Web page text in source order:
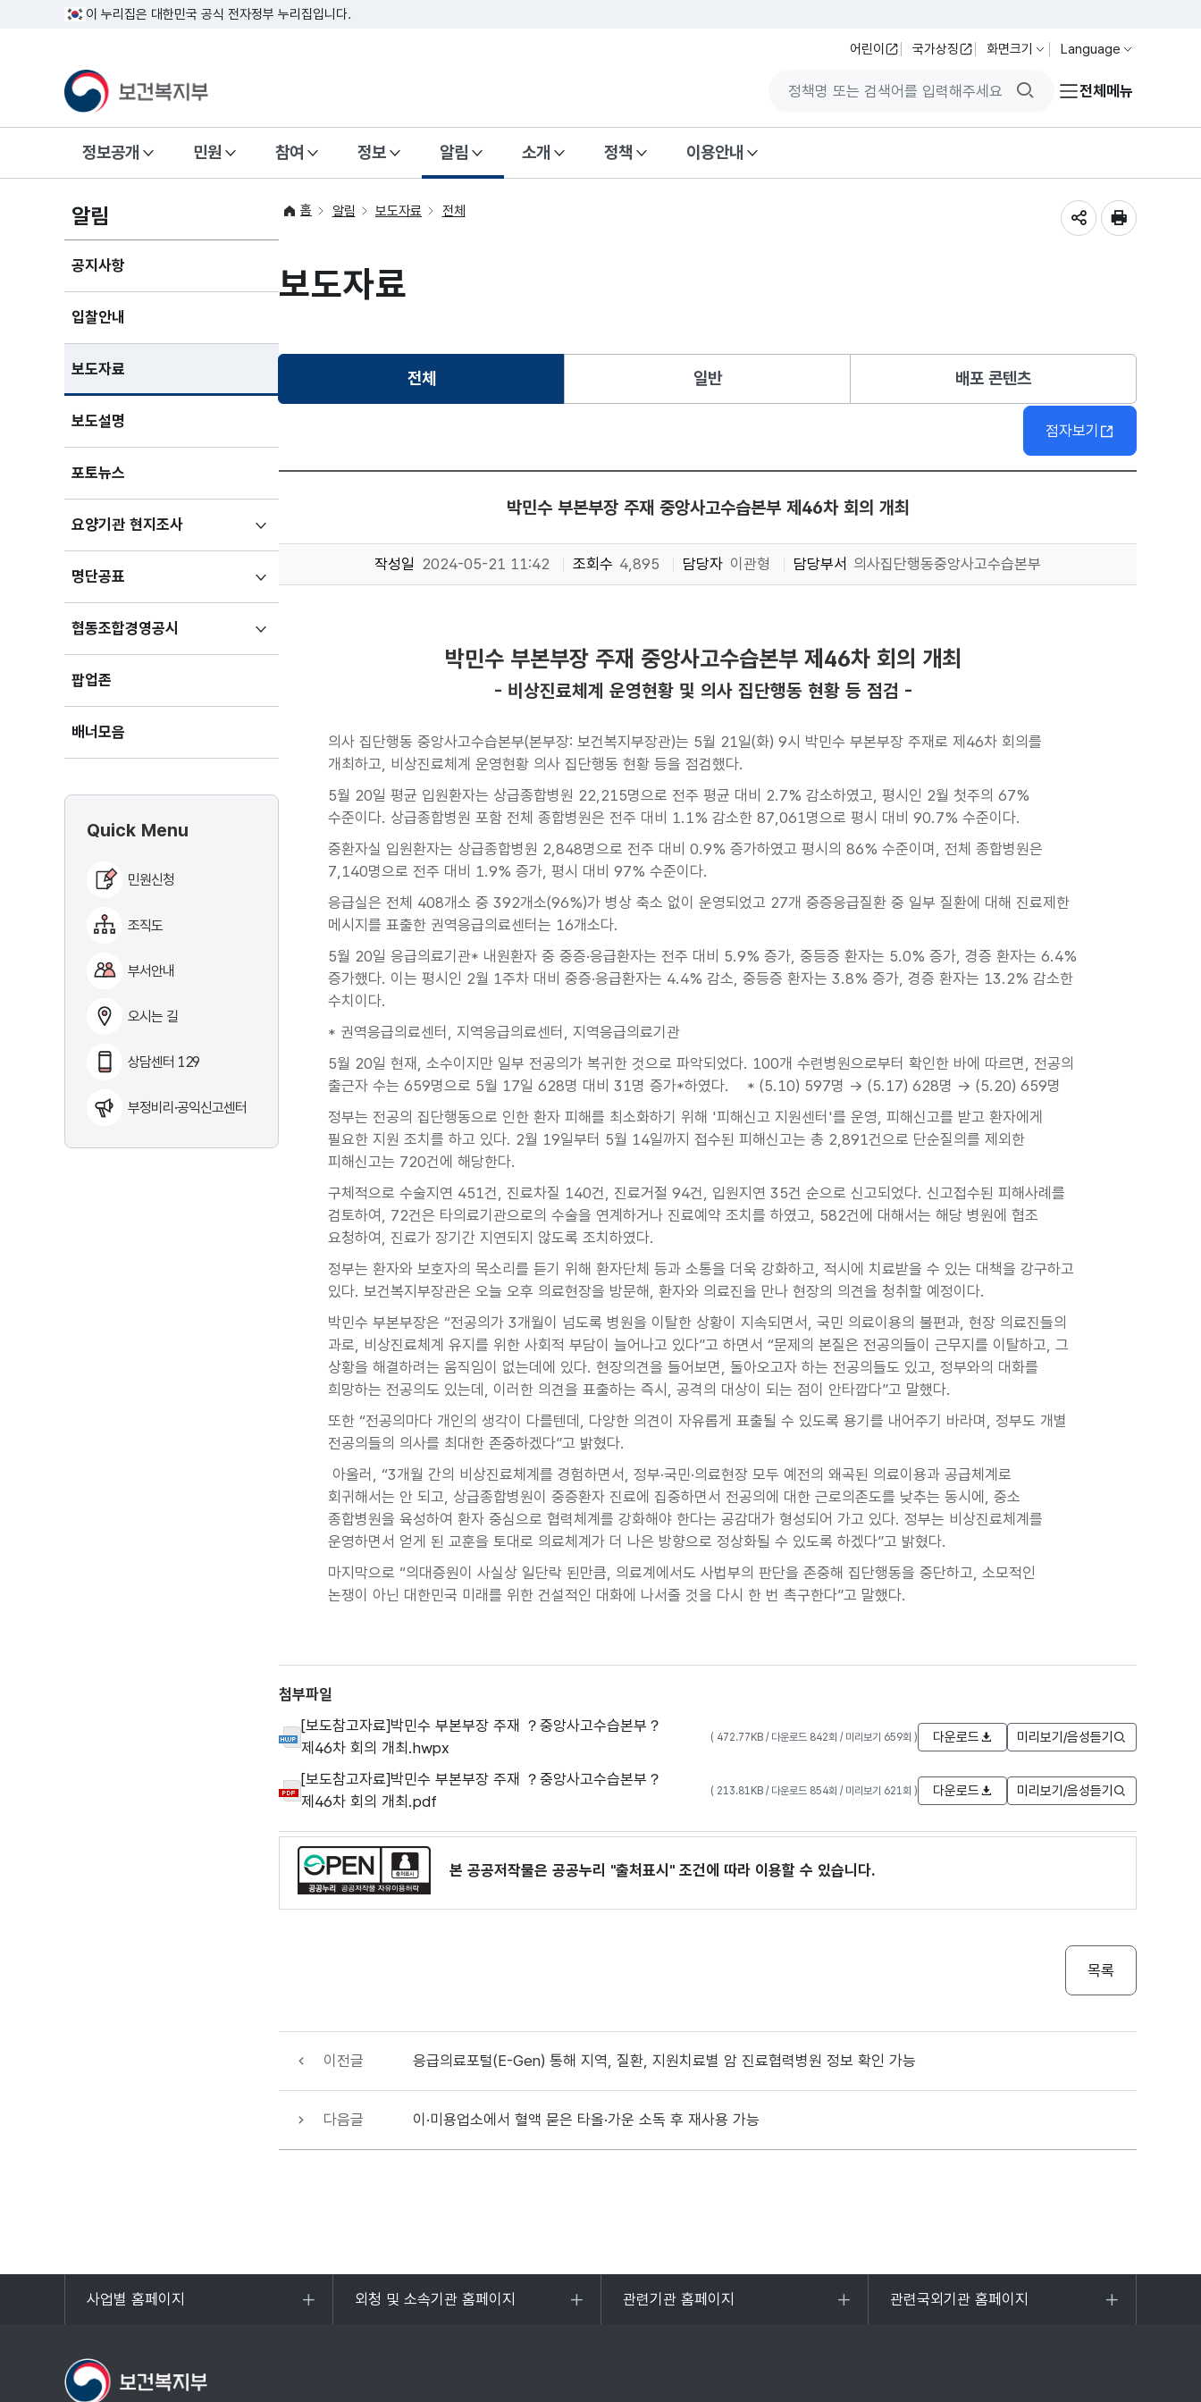
이 누리집은 대한민국 공식 전자정부 누리집입니다.
어린이 국가상징 화면크기 Language
검색버튼전체메뉴
정보공개 민원 참여 정보 알림 소개 정책 이용안내
알림
공지사항
입찰안내
보도자료
보도설명
포토뉴스
요양기관 현지조사하위메뉴
펼치기
명단공표
펼치기
협동조합경영공시
펼치기
팝업존
배너모음
Quick Menu
민원신청
조직도
부서안내
오시는 길
상담센터 129
부정비리·공익신고센터
홈 알림 보도자료 전체
보도자료
전체선택됨 일반 배포 콘텐츠
점자보기
박민수 부본부장 주재 중앙사고수습본부 제46차 회의 개최
작성일 2024-05-21 11:42 조회수 4,895 담당자 이관형 담당부서 의사집단행동중앙사고수습본부
박민수 부본부장 주재 중앙사고수습본부 제46차 회의 개최
- 비상진료체계 운영현황 및 의사 집단행동 현황 등 점검 -
의사 집단행동 중앙사고수습본부(본부장: 보건복지부장관)는 5월 21일(화) 9시 박민수 부본부장 주재로 제46차 회의를
개최하고, 비상진료체계 운영현황 의사 집단행동 현황 등을 점검했다.
5월 20일 평균 입원환자는 상급종합병원 22,215명으로 전주 평균 대비 2.7% 감소하였고, 평시인 2월 첫주의 67%
수준이다. 상급종합병원 포함 전체 종합병원은 전주 대비 1.1% 감소한 87,061명으로 평시 대비 90.7% 수준이다.
중환자실 입원환자는 상급종합병원 2,848명으로 전주 대비 0.9% 증가하였고 평시의 86% 수준이며, 전체 종합병원은
7,140명으로 전주 대비 1.9% 증가, 평시 대비 97% 수준이다.
응급실은 전체 408개소 중 392개소(96%)가 병상 축소 없이 운영되었고 27개 중증응급질환 중 일부 질환에 대해 진료제한
메시지를 표출한 권역응급의료센터는 16개소다.
5월 20일 응급의료기관* 내원환자 중 중증·응급환자는 전주 대비 5.9% 증가, 중등증 환자는 5.0% 증가, 경증 환자는 6.4%
증가했다. 이는 평시인 2월 1주차 대비 중증·응급환자는 4.4% 감소, 중등증 환자는 3.8% 증가, 경증 환자는 13.2% 감소한
수치이다.
* 권역응급의료센터, 지역응급의료센터, 지역응급의료기관
5월 20일 현재, 소수이지만 일부 전공의가 복귀한 것으로 파악되었다. 100개 수련병원으로부터 확인한 바에 따르면, 전공의
출근자 수는 659명으로 5월 17일 628명 대비 31명 증가*하였다. * (5.10) 597명 → (5.17) 628명 → (5.20) 659명
정부는 전공의 집단행동으로 인한 환자 피해를 최소화하기 위해 '피해신고 지원센터'를 운영, 피해신고를 받고 환자에게
필요한 지원 조치를 하고 있다. 2월 19일부터 5월 14일까지 접수된 피해신고는 총 2,891건으로 단순질의를 제외한
피해신고는 720건에 해당한다.
구체적으로 수술지연 451건, 진료차질 140건, 진료거절 94건, 입원지연 35건 순으로 신고되었다. 신고접수된 피해사례를
검토하여, 72건은 타의료기관으로의 수술을 연계하거나 진료예약 조치를 하였고, 582건에 대해서는 해당 병원에 협조
요청하여, 진료가 장기간 지연되지 않도록 조치하였다.
정부는 환자와 보호자의 목소리를 듣기 위해 환자단체 등과 소통을 더욱 강화하고, 적시에 치료받을 수 있는 대책을 강구하고
있다. 보건복지부장관은 오늘 오후 의료현장을 방문해, 환자와 의료진을 만나 현장의 의견을 청취할 예정이다.
박민수 부본부장은 “전공의가 3개월이 넘도록 병원을 이탈한 상황이 지속되면서, 국민 의료이용의 불편과, 현장 의료진들의
과로, 비상진료체계 유지를 위한 사회적 부담이 늘어나고 있다”고 하면서 “문제의 본질은 전공의들이 근무지를 이탈하고, 그
상황을 해결하려는 움직임이 없는데에 있다. 현장의견을 들어보면, 돌아오고자 하는 전공의들도 있고, 정부와의 대화를
희망하는 전공의도 있는데, 이러한 의견을 표출하는 즉시, 공격의 대상이 되는 점이 안타깝다”고 말했다.
또한 “전공의마다 개인의 생각이 다를텐데, 다양한 의견이 자유롭게 표출될 수 있도록 용기를 내어주기 바라며, 정부도 개별
전공의들의 의사를 최대한 존중하겠다”고 밝혔다.
아울러, “3개월 간의 비상진료체계를 경험하면서, 정부·국민·의료현장 모두 예전의 왜곡된 의료이용과 공급체계로
회귀해서는 안 되고, 상급종합병원이 중증환자 진료에 집중하면서 전공의에 대한 근로의존도를 낮추는 동시에, 중소
종합병원을 육성하여 환자 중심으로 협력체계를 강화해야 한다는 공감대가 형성되어 가고 있다. 정부는 비상진료체계를
운영하면서 얻게 된 교훈을 토대로 의료체계가 더 나은 방향으로 정상화될 수 있도록 하겠다”고 밝혔다.
마지막으로 “의대증원이 사실상 일단락 된만큼, 의료계에서도 사법부의 판단을 존중해 집단행동을 중단하고, 소모적인
논쟁이 아닌 대한민국 미래를 위한 건설적인 대화에 나서줄 것을 다시 한 번 촉구한다”고 말했다.
첨부파일
[보도참고자료]박민수 부본부장 주재 ？중앙사고수습본부？
제46차 회의 개최.hwpx
( 472.77KB / 다운로드 842회 / 미리보기 659회 ) 다운로드 미리보기/음성듣기
[보도참고자료]박민수 부본부장 주재 ？중앙사고수습본부？
제46차 회의 개최.pdf
( 213.81KB / 다운로드 854회 / 미리보기 621회 ) 다운로드 미리보기/음성듣기
본 공공저작물은 공공누리 "출처표시" 조건에 따라 이용할 수 있습니다.
목록
이전글 응급의료포털(E-Gen) 통해 지역, 질환, 지원치료별 암 진료협력병원 정보 확인 가능
다음글 이·미용업소에서 혈액 묻은 타올·가운 소독 후 재사용 가능
사업별 홈페이지
목록
외청 및 소속기관 홈페이지
목록
관련기관 홈페이지
목록
관련국외기관 홈페이지
목록